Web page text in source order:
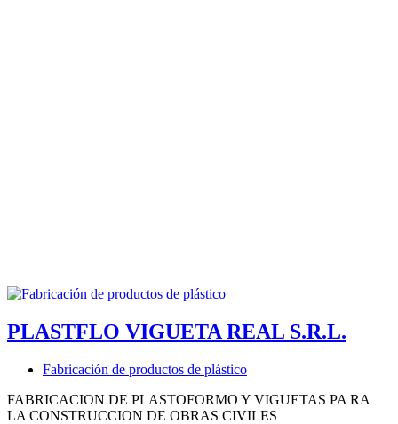
PLASTFLO VIGUETA REAL S.R.L.
Fabricación de productos de plástico
FABRICACION DE PLASTOFORMO Y VIGUETAS PA RA
LA CONSTRUCCION DE OBRAS CIVILES